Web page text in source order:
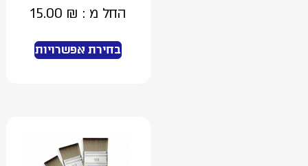
החל מ : 15.00₪
בחירת אפשרויות